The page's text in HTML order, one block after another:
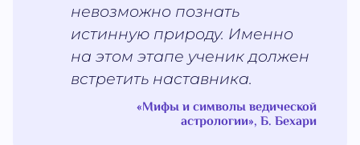
невозможно познать
истинную природу. Именно
на этом этапе ученик должен
встретить наставника.
«Мифы и символы ведической
астрологии», Б. Бехари